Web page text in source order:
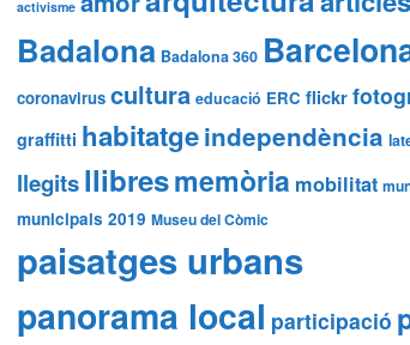
activisme
Badalona Badalona 360
coronavirus cultura educació ERC flickr
graffitti habitatgeindependència
llegitsllibresmemòria mobilitat
municipals 2019 Museu del Còmic
paisatges urbans
panorama local participació